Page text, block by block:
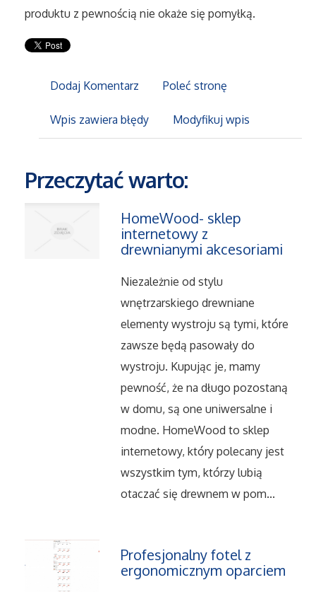
Transport
Części Samochodowe
Usługi Motoryzacyjne
Salony, Komisy
Materiały Promocyjne
Materiały Reklamowe
Ćwiczenia
Hobby
produktu z pewnością nie okaże się pomyłką.
Dodaj Komentarz Poleć stronę
Wpis zawiera błędy Modyfikuj wpis
Przeczytać warto:
HomeWood- sklep
internetowy z
drewnianymi akcesoriami
Niezależnie od stylu
wnętrzarskiego drewniane
elementy wystroju są tymi, które
zawsze będą pasowały do
wystroju. Kupując je, mamy
pewność, że na długo pozostaną
w domu, są one uniwersalne i
modne. HomeWood to sklep
internetowy, który polecany jest
wszystkim tym, którzy lubią
otaczać się drewnem w pom...
Profesjonalny fotel z
ergonomicznym oparciem